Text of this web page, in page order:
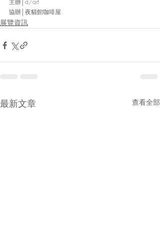
主辦│d/art
協辦│夜貓館咖啡屋
展覽資訊
最新文章 查看全部